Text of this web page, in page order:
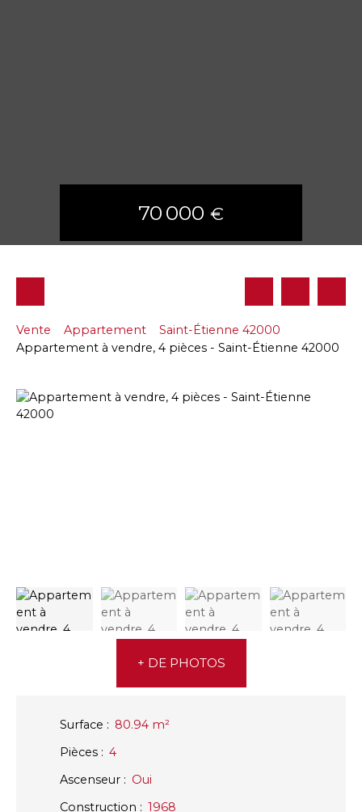
70 000 €
Vente Appartement
Saint-Étienne 42000
Appartement à vendre, 4 pièces - Saint-Étienne 42000
+ DE PHOTOS
Surface : 80.94 m²
Pièces : 4
Ascenseur : Oui
Construction : 1968